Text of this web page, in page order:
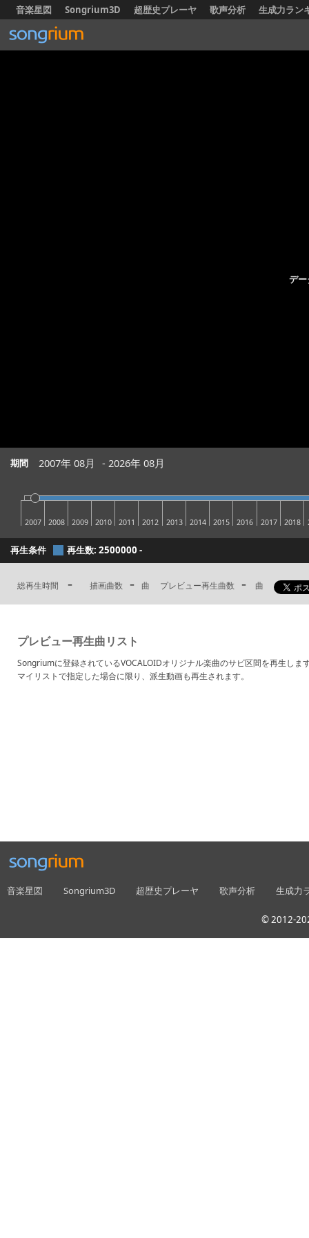
音楽星図 Songrium3D 超歴史プレーヤ 歌声分析 生成力ラン
デ
期間 2007年 08月 2026年 08月
2007 2008 2009 2010 2011 2012 2013 2014 2015 2016 2017 2018
再生条件 再生数: 2500000 -
総再生時間 - 描画曲数 - 曲 プレビュー再生曲数 - 曲
プレビュー再生曲リスト
Songriumに登録されているVOCALOIDオリジナル楽曲のサビ区間を再生しま
マイリストで指定した場合に限り、派生動画も再生されます。
音楽星図 Songrium3D 超歴史プレーヤ 歌声分析 生成力
© 2012-